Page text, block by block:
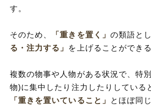
す。
そのため、 「重きを置く」 の類語と
る・注力する」 を上げることができ
複数の物事や人物がある状況で、特
物)に集中したり注力したりしている
「重きを置いていること」
とほぼ同